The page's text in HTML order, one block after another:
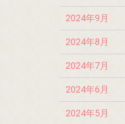
2024年9月
2024年8月
2024年7月
2024年6月
2024年5月